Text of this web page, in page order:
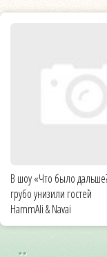
В шоу «Что было
грубо унизили гостей
HammAli & Navai